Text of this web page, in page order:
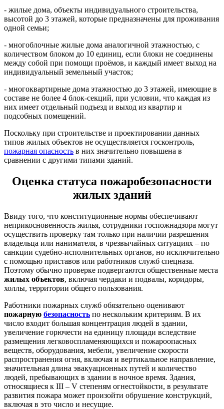
- жилые дома, объекты индивидуального строительства,
высотой до 3 этажей, которые предназначены для проживания
одной семьи;
- многоблочные жилые дома аналогичной этажностью, с
количеством блоком до 10 единиц, если блоки не соединены
между собой при помощи проёмов, и каждый имеет выход на
индивидуальный земельный участок;
- многоквартирные дома этажностью до 3 этажей, имеющие в
составе не более 4 блок-секций, при условии, что каждая из
них имеет отдельный подъезд и выход из квартир и
подсобных помещений.
Поскольку при строительстве и проектировании данных
типов жилых объектов не осуществляется госконтроль,
пожарная опасность в них значительно повышена в
сравнении с другими типами зданий.
Оценка статуса пожаробезопасности
жилых зданий
Ввиду того, что конституционные нормы обеспечивают
неприкосновенность жилья, сотрудники госпожнадзора могут
осуществить проверку там только при наличии разрешения
владельца или нанимателя, в чрезвычайных ситуациях – по
санкции судебно-исполнительных органов, но исключительно
с помощью приставов или работников служб спецназа.
Поэтому обычно проверке подвергаются общественные места
жилых объектов, включая чердаки и подвалы, коридоры,
холлы, территории общего пользования.
Работники пожарных служб обязательно оценивают
пожарную безопасность по нескольким критериям. В их
число входит большая концентрация людей в здании,
увеличение горючести на единицу площади вследствие
размещения легковоспламеняющихся и пожароопасных
веществ, оборудования, мебели, увеличение скорости
распространения огня, включая и вертикальное направление,
значительная длина эвакуационных путей и количество
людей, пребывающих в здании в ночное время. Здания,
относящиеся к III – V степеням огнестойкости, в результате
развития пожара может произойти обрушение конструкций,
включая в это число и несущие.